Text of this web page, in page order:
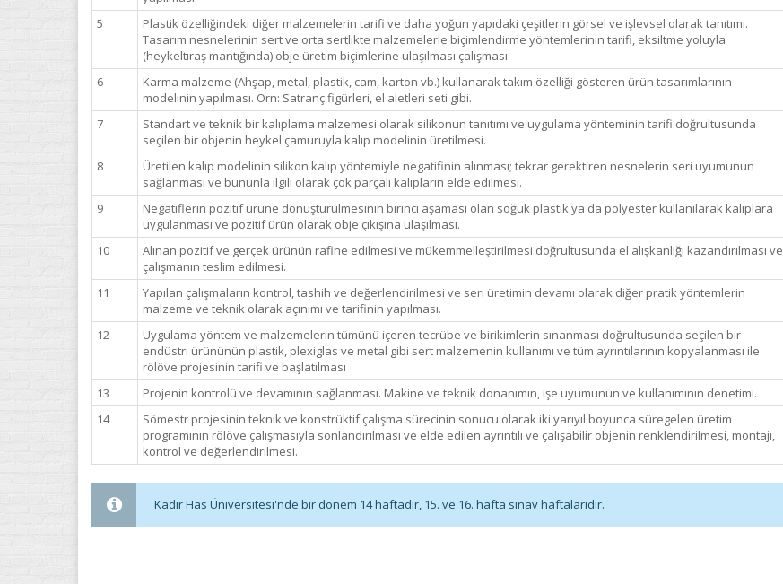
5
Plastik özelliğindeki diğer malzemelerin tarifi ve daha yoğun yapıdaki çeşitlerin görsel ve işlevsel olarak tanıtımı.
Tasarım nesnelerinin sert ve orta sertlikte malzemelerle biçimlendirme yöntemlerinin tarifi, eksiltme yoluyla
(heykeltıraş mantığında) obje üretim biçimlerine ulaşılması çalışması.
6
Karma malzeme (Ahşap, metal, plastik, cam, karton vb.) kullanarak takım özelliği gösteren ürün tasarımlarının
modelinin yapılması. Örn: Satranç figürleri, el aletleri seti gibi.
7
Standart ve teknik bir kalıplama malzemesi olarak silikonun tanıtımı ve uygulama yönteminin tarifi doğrultusunda
seçilen bir objenin heykel çamuruyla kalıp modelinin üretilmesi.
8
Üretilen kalıp modelinin silikon kalıp yöntemiyle negatifinin alınması; tekrar gerektiren nesnelerin seri uyumunun
sağlanması ve bununla ilgili olarak çok parçalı kalıpların elde edilmesi.
9
Negatiflerin pozitif ürüne dönüştürülmesinin birinci aşaması olan soğuk plastik ya da polyester kullanılarak kalıplara
uygulanması ve pozitif ürün olarak obje çıkışına ulaşılması.
10
Alınan pozitif ve gerçek ürünün rafine edilmesi ve mükemmelleştirilmesi doğrultusunda el alışkanlığı kazandırılması ve
çalışmanın teslim edilmesi.
11
Yapılan çalışmaların kontrol, tashih ve değerlendirilmesi ve seri üretimin devamı olarak diğer pratik yöntemlerin
malzeme ve teknik olarak açınımı ve tarifinin yapılması.
12
Uygulama yöntem ve malzemelerin tümünü içeren tecrübe ve birikimlerin sınanması doğrultusunda seçilen bir
endüstri ürününün plastik, plexiglas ve metal gibi sert malzemenin kullanımı ve tüm ayrıntılarının kopyalanması ile
rölöve projesinin tarifi ve başlatılması
13
Projenin kontrolü ve devamının sağlanması. Makine ve teknik donanımın, işe uyumunun ve kullanımının denetimi.
14
Sömestr projesinin teknik ve konstrüktif çalışma sürecinin sonucu olarak iki yarıyıl boyunca süregelen üretim
programının rölöve çalışmasıyla sonlandırılması ve elde edilen ayrıntılı ve çalışabilir objenin renklendirilmesi, montajı,
kontrol ve değerlendirilmesi.
Kadir Has Üniversitesi'nde bir dönem 14 haftadır, 15. ve 16. hafta sınav haftalarıdır.